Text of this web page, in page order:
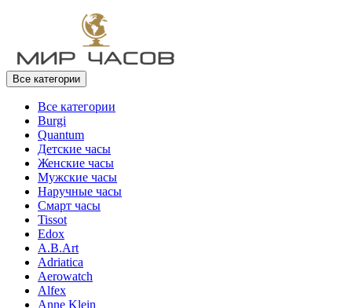
Все категории
Все категории
Burgi
Quantum
Детские часы
Женские часы
Мужские часы
Наручные часы
Смарт часы
Tissot
Edox
A.B.Art
Adriatica
Aerowatch
Alfex
Anne Klein